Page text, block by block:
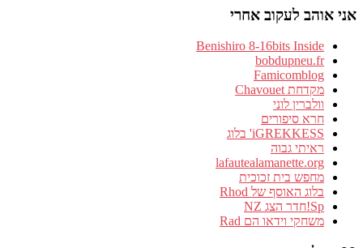
אני אוהב לעקוב אחרי
Benishiro 8-16bits Inside
bobdupneu.fr
Famicomblog
מקדחת Chavouet
וולברין לוני
חרא סיפורים
iGREKKESS' בלוג
ראיתי גבוה
lafautealamanette.org
מחפש בית זכוכית
בלוג האוסף של Rhod
Sp!חדר הצג NZ
משחקי וידאו הם Rad